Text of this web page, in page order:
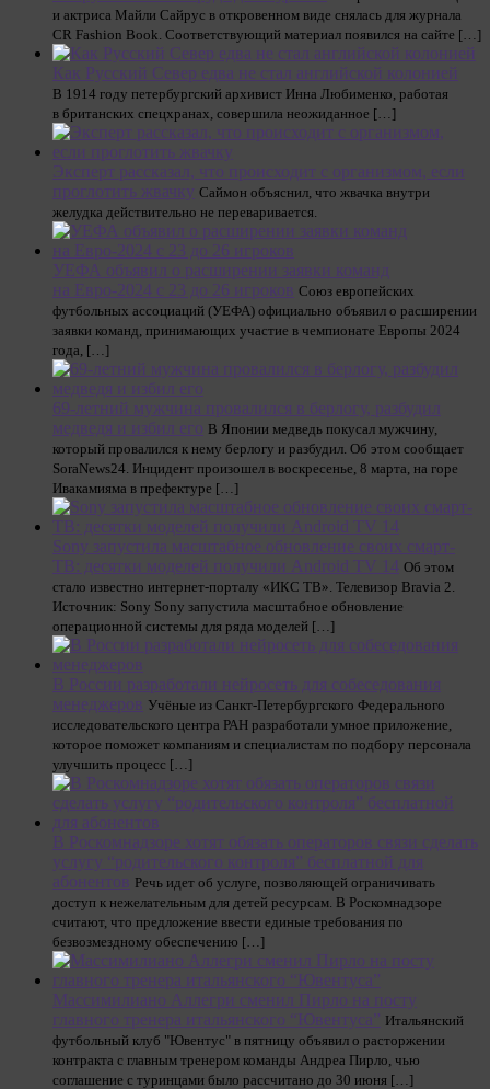
и актриса Майли Сайрус в откровенном виде снялась для журнала
CR Fashion Book. Соответствующий материал появился на сайте […]
Как Русский Север едва не стал английской колонией
В 1914 году петербургский архивист Инна Любименко, работая
в британских спецхранах, совершила неожиданное […]
Эксперт рассказал, что происходит с организмом, если
проглотить жвачку Саймон объяснил, что жвачка внутри
желудка действительно не переваривается.
УЕФА объявил о расширении заявки команд
на Евро-2024 с 23 до 26 игроков Союз европейских
футбольных ассоциаций (УЕФА) официально объявил о расширении
заявки команд, принимающих участие в чемпионате Европы 2024
года, […]
69-летний мужчина провалился в берлогу, разбудил
медведя и избил его В Японии медведь покусал мужчину,
который провалился к нему берлогу и разбудил. Об этом сообщает
SoraNews24. Инцидент произошел в воскресенье, 8 марта, на горе
Ивакамияма в префектуре […]
Sony запустила масштабное обновление своих смарт-
ТВ: десятки моделей получили Android TV 14 Об этом
стало известно интернет-порталу «ИКС ТВ». Телевизор Bravia 2.
Источник: Sony Sony запустила масштабное обновление
операционной системы для ряда моделей […]
В России разработали нейросеть для собеседования
менеджеров Учёные из Санкт-Петербургского Федерального
исследовательского центра РАН разработали умное приложение,
которое поможет компаниям и специалистам по подбору персонала
улучшить процесс […]
В Роскомнадзоре хотят обязать операторов связи сделать
услугу “родительского контроля” бесплатной для
абонентов Речь идет об услуге, позволяющей ограничивать
доступ к нежелательным для детей ресурсам. В Роскомнадзоре
считают, что предложение ввести единые требования по
безвозмездному обеспечению […]
Массимилиано Аллегри сменил Пирло на посту
главного тренера итальянского “Ювентуса” Итальянский
футбольный клуб "Ювентус" в пятницу объявил о расторжении
контракта с главным тренером команды Андреа Пирло, чью
соглашение с туринцами было рассчитано до 30 июня […]